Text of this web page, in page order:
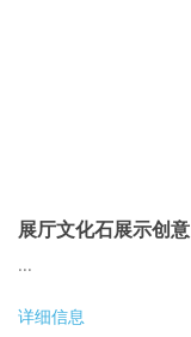
展厅文化石展示创意
...
详细信息